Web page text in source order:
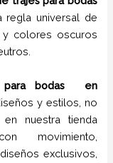
regla universal de
colores oscuros
bodas
en
y estilos, no
nuestra tienda
movimiento,
exclusivos,